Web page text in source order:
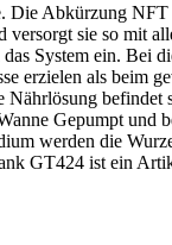
Die Abkürzung
sie so mit
System ein. Bei
erzielen als beim
befindet
Gepumpt und
werden die
GT424 ist ein